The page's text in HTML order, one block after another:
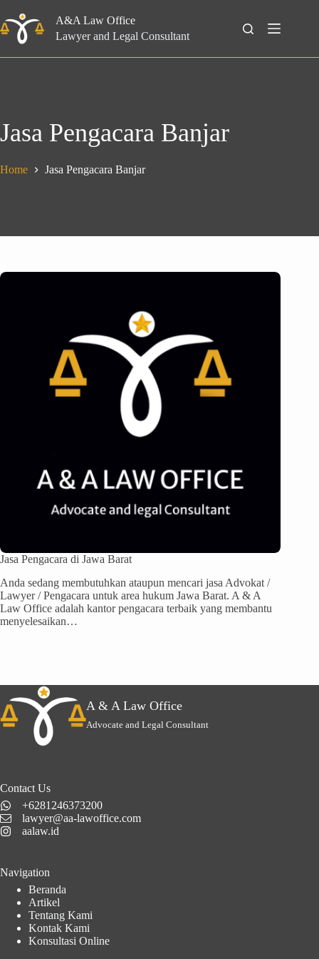
to
content
A&A Law Office
Lawyer and Legal Consultant
Search
Jasa Pengacara Banjar
Home Jasa Pengacara Banjar
Jasa Pengacara di Jawa Barat
Anda sedang membutuhkan ataupun mencari jasa Advokat /
Lawyer / Pengacara untuk area hukum Jawa Barat. A & A
Law Office adalah kantor pengacara terbaik yang membantu
menyelesaikan…
A & A Law Office
Advocate and Legal Consultant
Contact Us
+6281246373200
lawyer@aa-lawoffice.com
aalaw.id
Navigation
Beranda
Artikel
Tentang Kami
Kontak Kami
Konsultasi Online